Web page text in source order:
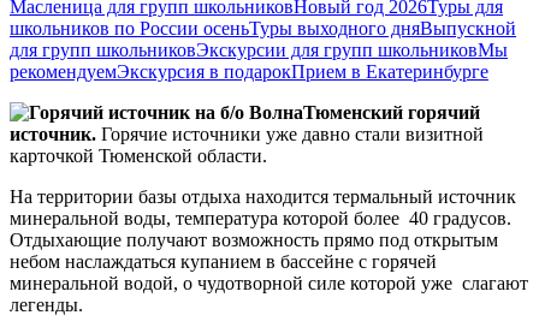
Масленица для групп школьниковНовый год 2026Туры для
школьников по России осеньТуры выходного дняВыпускной
для групп школьниковЭкскурсии для групп школьниковМы
рекомендуемЭкскурсия в подарокПрием в Екатеринбурге
Тюменский горячий
источник. Горячие источники уже давно стали визитной
карточкой Тюменской области.
На территории базы отдыха находится термальный источник
минеральной воды, температура которой более 40 градусов.
Отдыхающие получают возможность прямо под открытым
небом наслаждаться купанием в бассейне с горячей
минеральной водой, о чудотворной силе которой уже слагают
легенды.